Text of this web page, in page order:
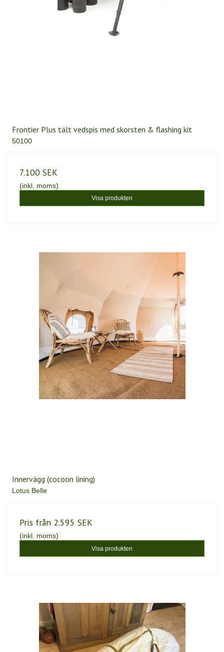
Frontier Plus tält vedspis med skorsten & flashing kit
50100
7.100 SEK
(inkl. moms)
Visa produkten
Innervägg (cocoon lining)
Lotus Belle
Pris från 2.595 SEK
(inkl. moms)
Visa produkten